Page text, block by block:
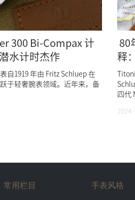
300 Bi-Compax 计
水计时杰作
自1919 年由 Fritz Schluep 在
于轻奢腕表领域。近年来，备
80
释
四代
常用栏目 手表风格